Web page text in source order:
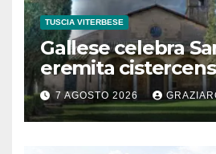
TUSCIA VITERBESE
Gallese celebra
eremita
secolo
7 AGOSTO 2026